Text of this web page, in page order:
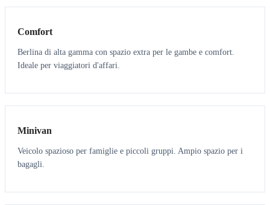
Comfort
Berlina di alta gamma con spazio extra per le gambe e comfort.
Ideale per viaggiatori d'affari.
6 5
Minivan
Veicolo spazioso per famiglie e piccoli gruppi. Ampio spazio per i
bagagli.
7 7